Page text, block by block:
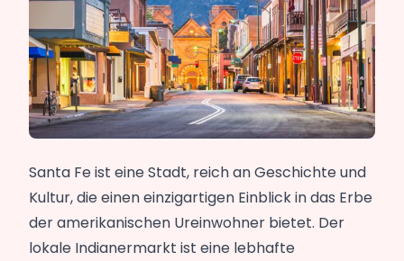
Santa Fe ist eine Stadt, reich an Geschichte und
Kultur, die einen einzigartigen Einblick in das Erbe
der amerikanischen Ureinwohner bietet. Der
lokale Indianermarkt ist eine lebhafte